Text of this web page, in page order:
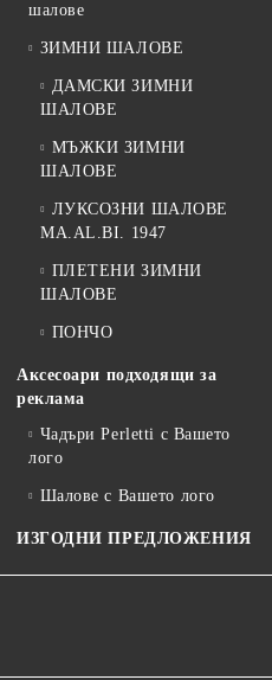
шалове
ЗИМНИ ШАЛОВЕ
ДАМСКИ ЗИМНИ
ШАЛОВЕ
МЪЖКИ ЗИМНИ
ШАЛОВЕ
ЛУКСОЗНИ ШАЛОВЕ
MA.AL.BI. 1947
ПЛЕТЕНИ ЗИМНИ
ШАЛОВЕ
ПОНЧО
Аксесоари подходящи за
реклама
Чадъри Perletti с Вашето
лого
Шалове с Вашето лого
ИЗГОДНИ ПРЕДЛОЖЕНИЯ